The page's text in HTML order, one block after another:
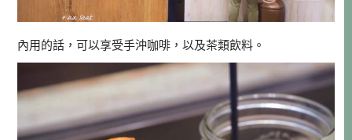
內用的話，可以享受手沖咖啡，以及茶類飲料。